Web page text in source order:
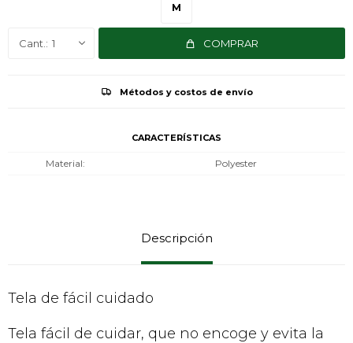
M
1 COMPRAR
Métodos y costos de envío
CARACTERÍSTICAS
Material Polyester
Descripción
Tela de fácil cuidado
Tela fácil de cuidar, que no encoge y evita la